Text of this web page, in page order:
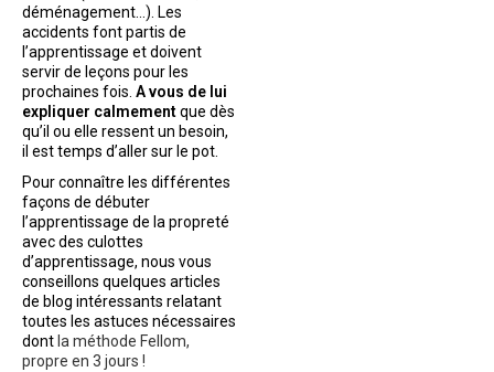
déménagement…). Les
accidents font partis de
l’apprentissage et doivent
servir de leçons pour les
prochaines fois. A vous de lui
expliquer calmementque dès
qu’il ou elle ressent un besoin,
il est temps d’aller sur le pot.
Pour connaître les différentes
façons de débuter
l’apprentissage de la propreté
avec des culottes
d’apprentissage, nous vous
conseillons quelques articles
de blog intéressants relatant
toutes les astuces nécessaires
dont la méthode Fellom,
propre en 3 jours !